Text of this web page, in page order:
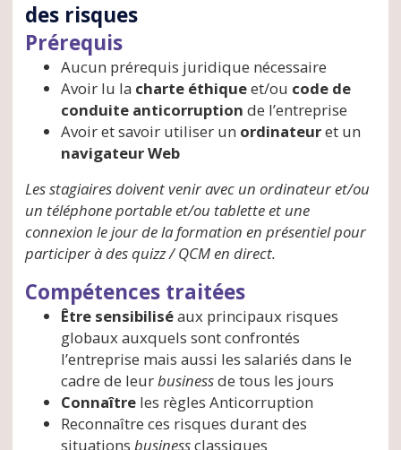
des risques
Prérequis
Aucun prérequis juridique nécessaire
Avoir lu la charte éthiqueet/ou code de
conduite anticorruption de l’entreprise
Avoir et savoir utiliser un ordinateuret un
navigateur Web
Les stagiaires doivent venir avec un ordinateur et/ou
un téléphone portable et/ou tablette et une
connexion le jour de la formation en présentiel pour
participer à des quizz / QCM en direct.
Compétences traitées
Être sensibiliséaux principaux risques
globaux auxquels sont confrontés
l’entreprise mais aussi les salariés dans le
cadre de leurbusinessde tous les jours
Connaître les règles Anticorruption
Reconnaître ces risques durant des
situations businessclassiques